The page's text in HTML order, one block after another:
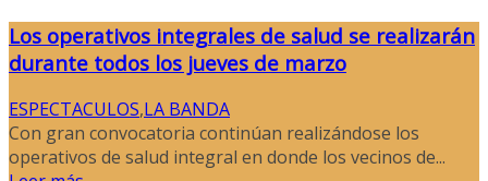
Los operativos integrales de salud se realizarán
durante todos los jueves de marzo
ESPECTACULOS,LA BANDA
Con gran convocatoria continúan realizándose los
operativos de salud integral en donde los vecinos de...